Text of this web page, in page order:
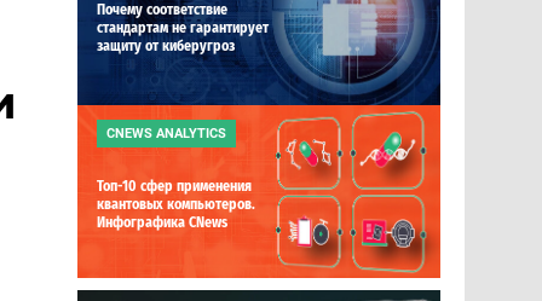
Почему соответствие
стандартам не гарантирует
защиту от киберугроз
CNEWS ANALYTICS
Топ-10 сфер применения
квантовых компьютеров.
Инфографика CNews